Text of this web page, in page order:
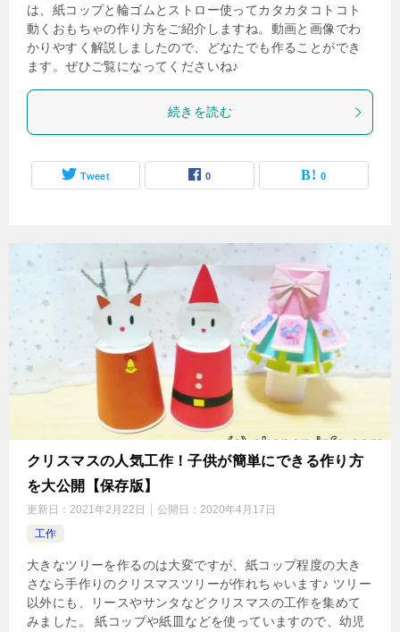
は、紙コップと輪ゴムとストロー使ってカタカタコトコト
動くおもちゃの作り方をご紹介しますね。動画と画像でわ
かりやすく解説しましたので、どなたでも作ることができ
ます。ぜひご覧になってくださいね♪
続きを読む
Tweet 0 0
クリスマスの人気工作！子供が簡単にできる作り方
を大公開【保存版】
更新日： 2021年2月22日 公開日： 2020年4月17日
工作
大きなツリーを作るのは大変ですが、紙コップ程度の大き
さなら手作りのクリスマスツリーが作れちゃいます♪ ツリー
以外にも、リースやサンタなどクリスマスの工作を集めて
みました。 紙コップや紙皿などを使っていますので、幼児